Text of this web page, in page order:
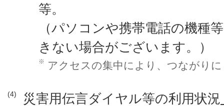
等。
（パソコンや携帯電話の機種
きない場合がございます。）
※ アクセスの集中により、つながり
(4) 災害用伝言ダイヤル等の利用状況